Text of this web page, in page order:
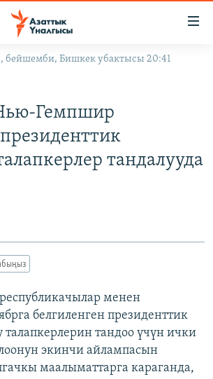
бейшемби, Бишкек убактысы 20:41
Гемпшир
тандалууда
менен
белгиленген президенттик
тандоо үчүн ички
экинчи айлампасын
маалыматтарга караганда,